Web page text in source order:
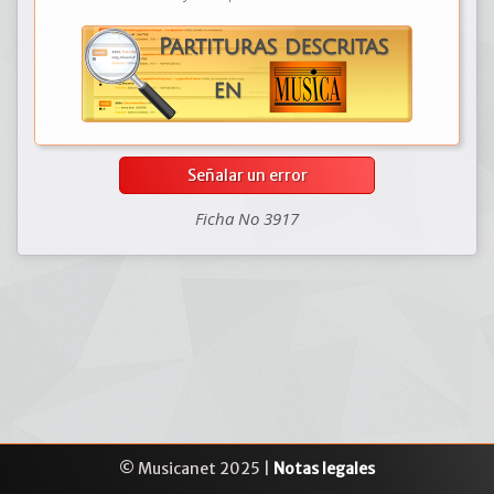
Señalar un error
Ficha No 3917
© Musicanet 2025 | Notas legales